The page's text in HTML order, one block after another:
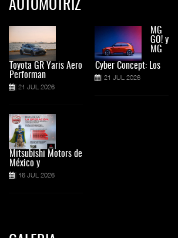
AUTOMOTRIZ
Toyota GR Yaris Aero
Performan
21 JUL 2026
Mitsubishi Motors de
México y
16 JUL 2026
MG
GO! y
MG
Cyber Concept: Los
21 JUL 2026